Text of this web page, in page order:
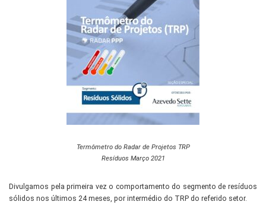
Termômetro do Radar de Projetos TRP
Resíduos Março 2021
Divulgamos pela primeira vez o comportamento do segmento de resíduos
sólidos nos últimos 24 meses, por intermédio do TRP do referido setor.